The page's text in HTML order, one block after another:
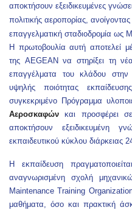
αποκτήσουν εξειδικευμένες
πολιτικής αεροπορίας,
επαγγελματική σταδιοδρομία ως
Η πρωτοβουλία αυτή αποτελεί
της AEGEAN να στηρίξει τη
επαγγέλματα του κλάδου
υψηλής ποιότητας
συγκεκριμένο Πρόγραμμα
Αεροσκαφών και προσφέρει
αποκτήσουν εξειδικευμένη
εκπαιδευτικού κύκλου διάρκειας
Η εκπαίδευση
αναγνωρισμένη σχολή
Maintenance Training
μαθήματα, όσο και πρακτική